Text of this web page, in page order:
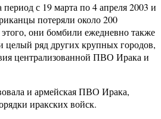
период с 19 марта по 4 апреля 2003 и
потеряли около 200
они бомбили ежедневно также
ряд других крупных городов,
централизованной ПВО Ирака и
и армейская ПВО Ирака,
иракских войск.